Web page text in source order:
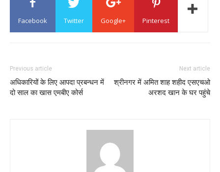
Facebook Twitter Google+ Pinterest
Previous article
अधिकारियों के लिए आपदा प्रबन्धन में
दो साल का खास एमबीए कोर्स
Next article
श्रीनगर में अमित शाह शहीद एसएचओ
अरशद खान के घर पहुंचे